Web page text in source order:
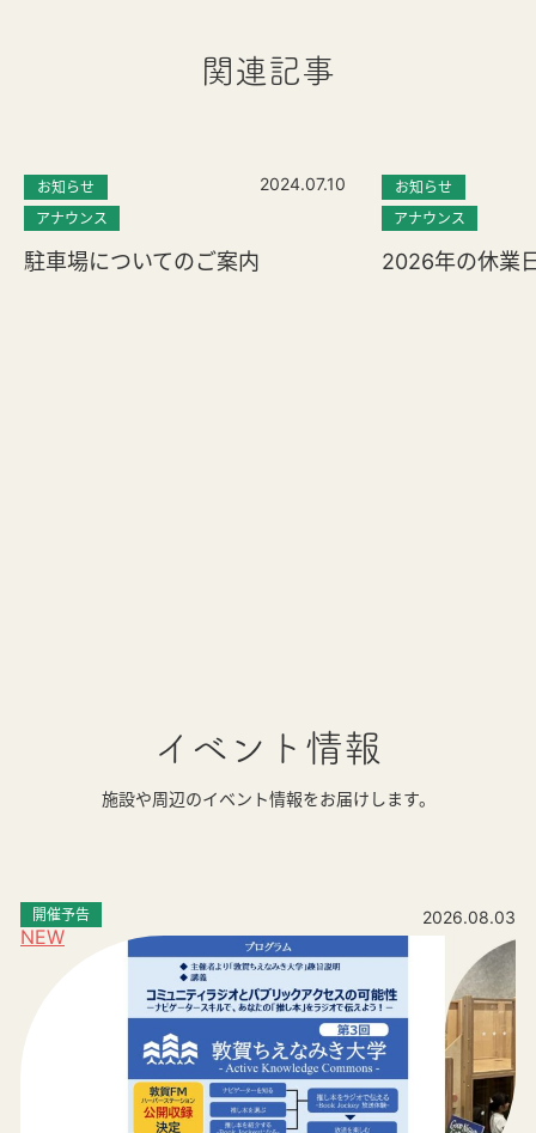
関連記事
お知らせ
アナウンス
2024.07.10
駐車場についてのご案内
お知らせ
アナウンス
2026年の休業
イベント情報
施設や周辺のイベント情報をお届けします。
NEW
開催予告 2026.08.03